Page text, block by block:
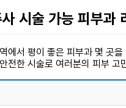
시술 가능 피부과
에서 평이 좋은 피부과 몇 곳
전한 시술로 여러분의 피부